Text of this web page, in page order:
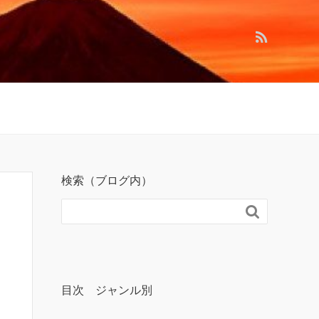
検索（ブログ内）

目次 ジャンル別